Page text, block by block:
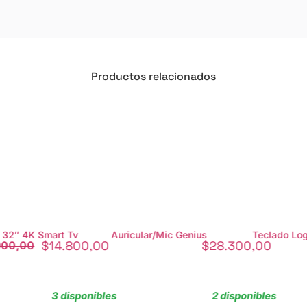
Productos relacionados
Mic Genius Teclado Logitech Inalambrico
$28.300,00
2 disponibles
Grasa
$8.500,00
6